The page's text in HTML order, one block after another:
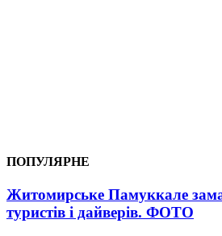
ПОПУЛЯРНЕ
Житомирське Памуккале
туристів і дайверів. ФОТО